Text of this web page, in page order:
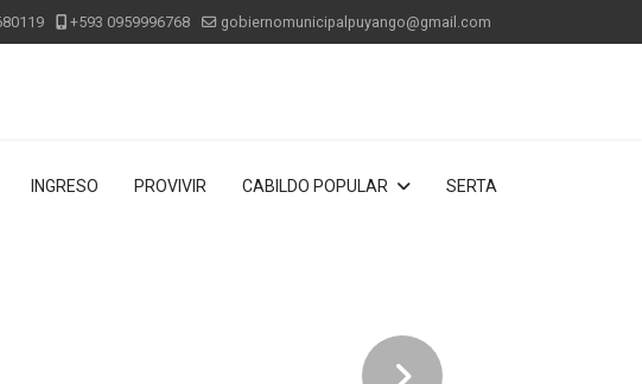
+593 0959996768 gobiernomunicipalpuyango@gmail.com
INGRESO PROVIVIR CABILDO POPULAR SERTA